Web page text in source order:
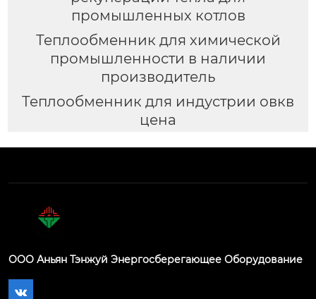
промышленных котлов
Теплообменник для химической
промышленности в наличии
производитель
Теплообменник для индустрии овкв
цена
ООО Аньян Тэнжуй Энергосберегающее Оборудование
